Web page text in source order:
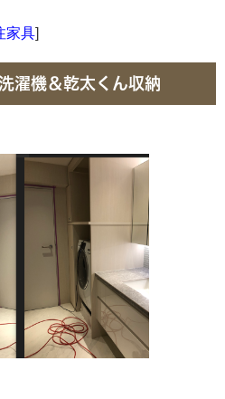
家具]
濯機＆乾太くん収納